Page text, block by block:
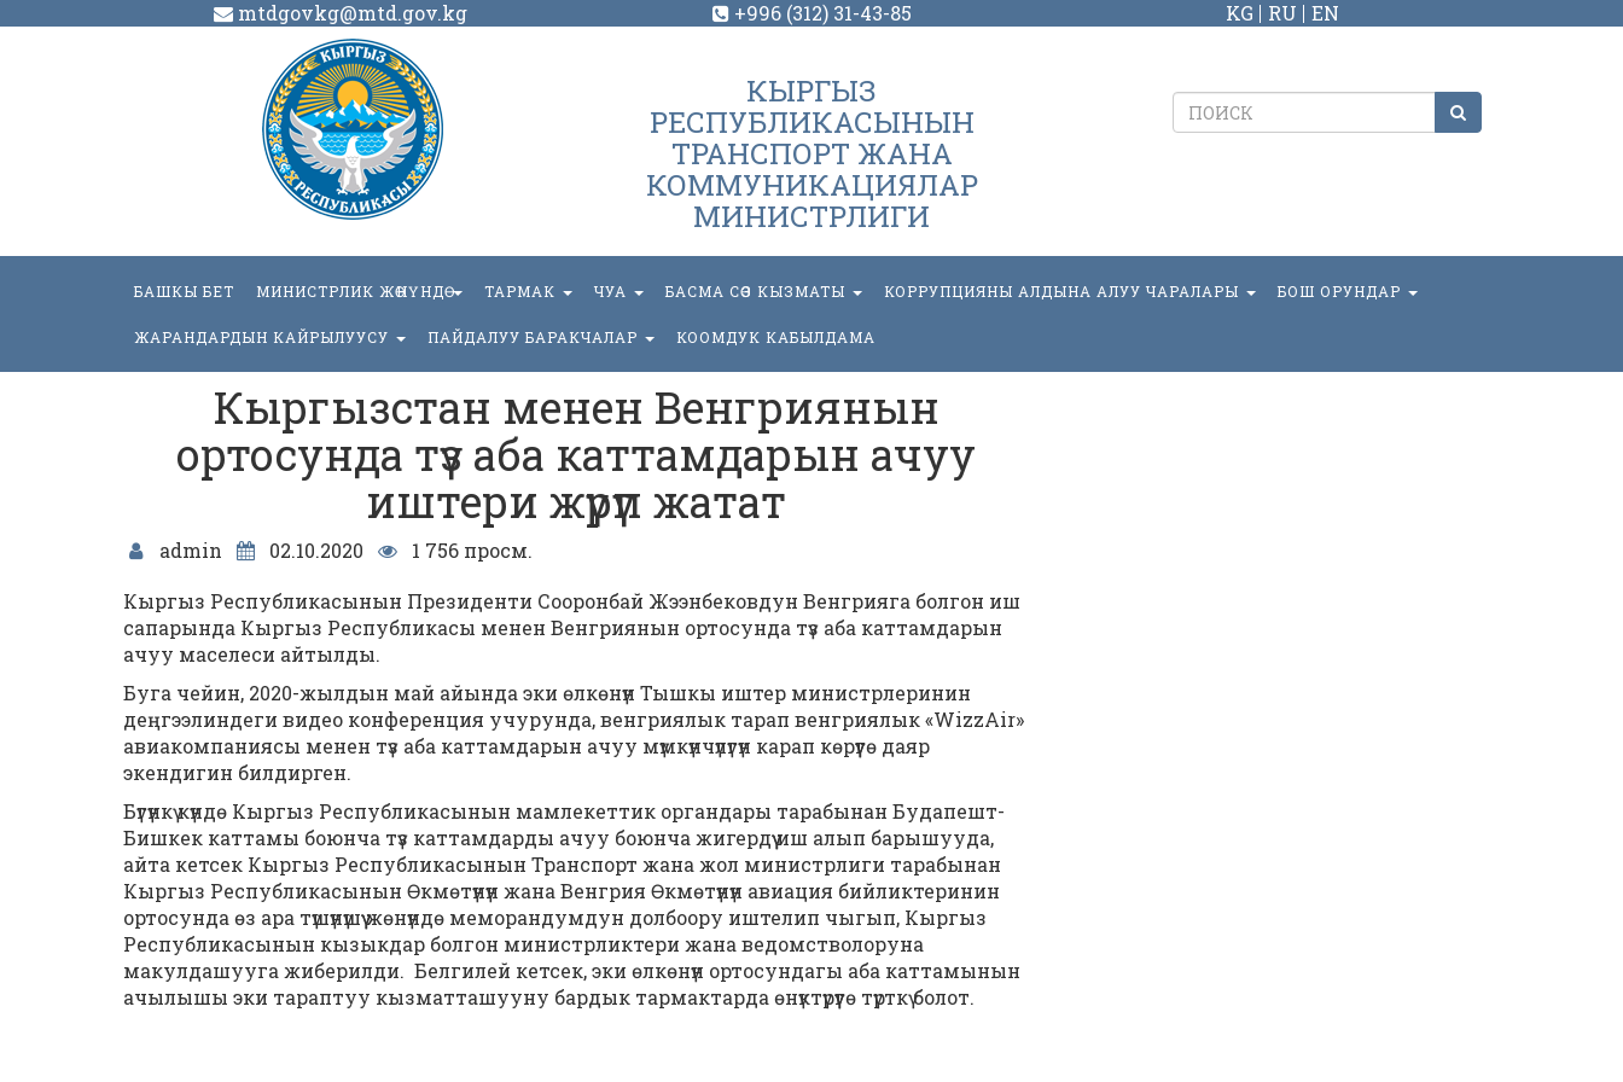
mtdgovkg@mtd.gov.kg +996 (312) 31-43-85 KG RU EN
КЫРГЫЗ
РЕСПУБЛИКАСЫНЫН
ТРАНСПОРТ ЖАНА
КОММУНИКАЦИЯЛАР
МИНИСТРЛИГИ
БАШКЫ БЕТ МИНИСТРЛИК ЖӨНҮНДӨ ТАРМАК ЧУА БАСМА СӨЗ КЫЗМАТЫ КОРРУПЦИЯНЫ АЛДЫНА АЛУУ ЧАРАЛАРЫ БОШ ОРУНДАР
ЖАРАНДАРДЫН КАЙРЫЛУУСУ ПАЙДАЛУУ БАРАКЧАЛАР КООМДУК КАБЫЛДАМА
Кыргызстан менен Венгриянын
ортосунда түз аба каттамдарын ачуу
иштери жүрүп жатат
admin 02.10.2020
1 756 просм.
Кыргыз Республикасынын Президенти Сооронбай Жээнбековдун Венгрияга болгон иш
сапарында Кыргыз Республикасы менен Венгриянын ортосунда түз аба каттамдарын
ачуу маселеси айтылды.
Буга чейин, 2020-жылдын май айында эки өлкөнүн Тышкы иштер министрлеринин
деңгээлиндеги видео конференция учурунда, венгриялык тарап венгриялык «WizzAir»
авиакомпаниясы менен түз аба каттамдарын ачуу мүмкүнчүлүгүн карап көрүүгө даяр
экендигин билдирген.
Бүгүнкү күндө Кыргыз Республикасынын мамлекеттик органдары тарабынан Будапешт-
Бишкек каттамы боюнча түз каттамдарды ачуу боюнча жигердүү иш алып барышууда,
айта кетсек Кыргыз Республикасынын Транспорт жана жол министрлиги тарабынан
Кыргыз Республикасынын Өкмөтүнүн жана Венгрия Өкмөтүнүн авиация бийликтеринин
ортосунда өз ара түшүнүшүү жөнүндө меморандумдун долбоору иштелип чыгып, Кыргыз
Республикасынын кызыкдар болгон министрликтери жана ведомстволоруна
макулдашууга жиберилди. Белгилей кетсек, эки өлкөнүн ортосундагы аба каттамынын
ачылышы эки тараптуу кызматташууну бардык тармактарда өнүктүрүүгө түрткү болот.